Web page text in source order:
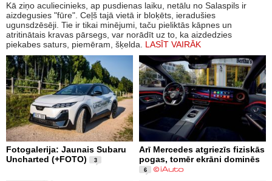
Kā ziņo aculiecinieks, ap pusdienas laiku, netālu no Salaspils ir
aizdegusies "fūre". Ceļš tajā vietā ir bloķēts, ieradušies
ugunsdzēsēji. Tie ir tikai minējumi, taču pieliktās kāpnes un
atritinātais kravas pārsegs, var norādīt uz to, ka aizdedzies
piekabes saturs, piemēram, šķelda. LASĪT VAIRĀK
Fotogalerija: Jaunais Subaru
Uncharted (+FOTO)
3
Arī Mercedes atgriezīs fiziskās
pogas, tomēr ekrāni dominēs
6